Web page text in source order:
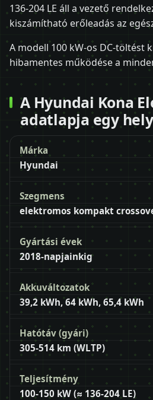
136-204 LE áll a vezető
kiszámítható erőleadás az
A modell 100 kW-os DC-töltést
hibamentes működése a
A Hyundai Kona
adatlapja egy
Márka
Hyundai
Szegmens
elektromos kompakt
Gyártási évek
2018-napjainkig
Akkuváltozatok
39,2 kWh, 64 kWh, 65,4 kWh
Hatótáv (gyári)
305-514 km (WLTP)
Teljesítmény
100-150 kW (≈ 136-204 LE)